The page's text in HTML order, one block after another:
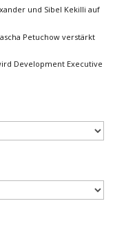
und Sibel Kekilli auf
Petuchow verstärkt
Development Executive